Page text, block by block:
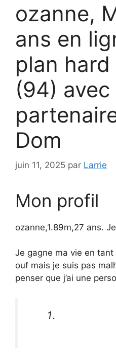
ozanne,
ans en
plan
(94) avec
Dom
juin 11, 2025 par Larrie
Mon profil
ozanne,1.89m,27 ans.
Je gagne ma vie en tant
ouf mais je suis pas
penser que j’ai une